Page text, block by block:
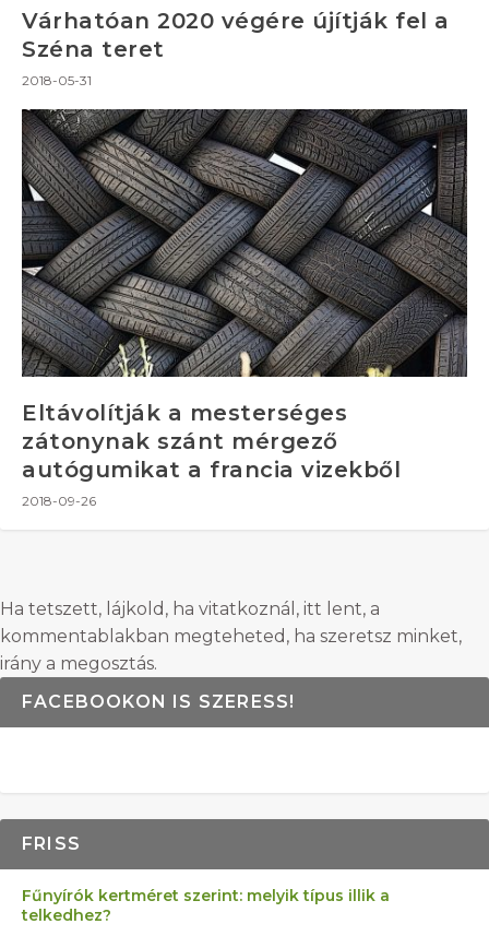
Várhatóan 2020 végére újítják fel a
Széna teret
2018-05-31
Eltávolítják a mesterséges
zátonynak szánt mérgező
autógumikat a francia vizekből
2018-09-26
Ha tetszett, lájkold, ha vitatkoznál, itt lent, a
kommentablakban megteheted, ha szeretsz minket,
irány a megosztás.
FACEBOOKON IS SZERESS!
FRISS
Fűnyírók kertméret szerint: melyik típus illik a
telkedhez?